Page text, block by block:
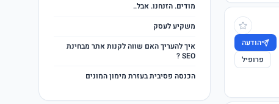
הודעה
פרופיל
מודים. הזנחנו. אבל..
משקיע לעסק
איך להעריך האם שווה לקנות אתר מבחינת
SEO ?
הכנסה פסיבית בעזרת מימון המונים